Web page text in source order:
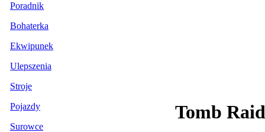
Poradnik
Bohaterka
Ekwipunek
Ulepszenia
Stroje
Pojazdy
Surowce
Tomb